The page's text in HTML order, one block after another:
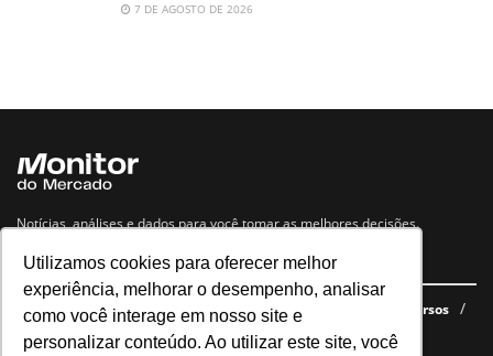
Utilizamos cookies para oferecer melhor
experiência, melhorar o desempenho, analisar
como você interage em nosso site e
personalizar conteúdo. Ao utilizar este site, você
7 DE AGOSTO DE 2026
Notícias, análises e dados para você tomar as melhores decisões.
Navegue no site
Últimas notícias Quem somos E-books gratuitos
Cursos
Política de privacidade